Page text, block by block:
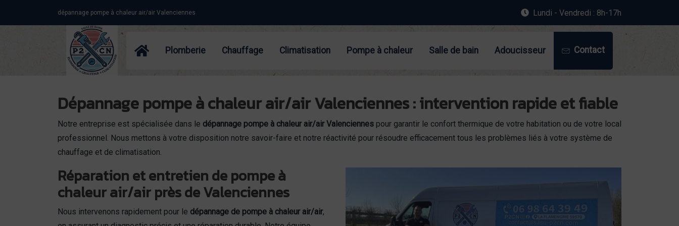
dépannage pompe à chaleur air/air Valenciennes Lundi - Vendredi : 8h-17h
Plomberie Chauffage Climatisation Pompe à chaleur Salle de bain Adoucisseur Contact
Dépannage pompe à chaleur air/air Valenciennes : intervention rapide et fiable
Notre entreprise est spécialisée dans le dépannage pompe à chaleur air/air Valenciennes pour garantir le confort thermique de votre habitation ou de votre local
professionnel. Nous mettons à votre disposition notre savoir-faire et notre réactivité pour résoudre efficacement tous les problèmes liés à votre système de
chauffage et de climatisation.
Réparation et entretien de pompe à
chaleur air/air près de Valenciennes
Nous intervenons rapidement pour le dépannage de pompe à chaleur air/air,